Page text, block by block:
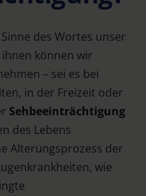
des Wortes unser
können wir
– sei es bei
in der Freizeit oder
Sehbeeinträchtigung
des Lebens
Alterungsprozess der
wie